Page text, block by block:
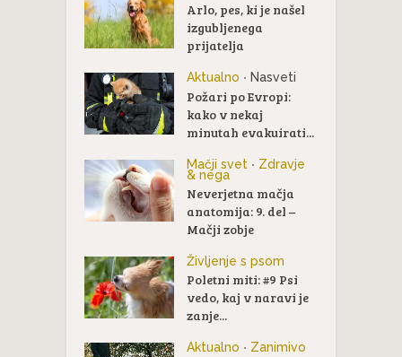
Arlo, pes, ki je našel
izgubljenega
prijatelja
Aktualno • Nasveti
Požari po Evropi:
kako v nekaj
minutah evakuirati...
Mačji svet • Zdravje
& nega
Neverjetna mačja
anatomija: 9. del –
Mačji zobje
Življenje s psom
Poletni miti: #9 Psi
vedo, kaj v naravi je
zanje...
Aktualno • Zanimivo